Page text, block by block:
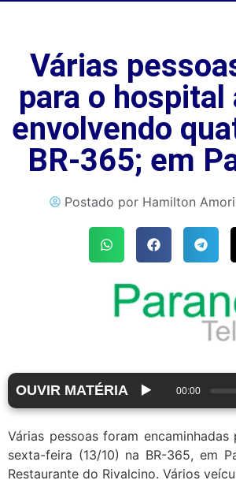
Várias
para o
envolvendo
BR-365; em
Postado por Hamilton
OUVIR MATÉRIA ▶️ 00:00
Várias pessoas foram
sexta-feira (13/10) na BR-365, em
Restaurante do Rivalcino. Vários